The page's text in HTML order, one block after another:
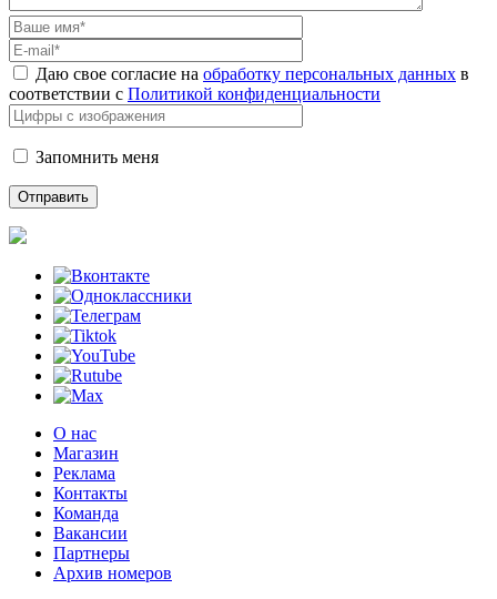
Даю свое согласие на обработку персональных данных в
соответствии с Политикой конфиденциальности
Запомнить меня
О нас
Магазин
Реклама
Контакты
Команда
Вакансии
Партнеры
Архив номеров